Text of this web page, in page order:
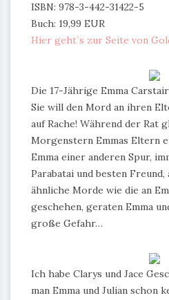
ISBN: 978-3-442-31422-5
Buch: 19,99 EUR
Hier geht`s zur Seite von
Die 17-Jährige Emma
Sie will den Mord an ihren
auf Rache! Während der Rat
Morgenstern Emmas Eltern
Emma einer anderen Spur,
Parabatai und besten
ähnliche Morde wie die an
geschehen, geraten Emma
große Gefahr…
Ich habe Clarys und Jace
man Emma und Julian schon